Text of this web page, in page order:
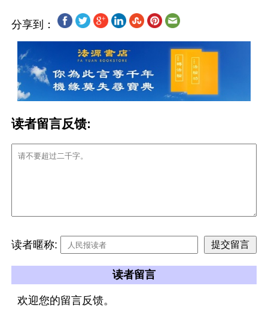
分享到：
读者留言反馈:
读者暱称:
读者留言
欢迎您的留言反馈。